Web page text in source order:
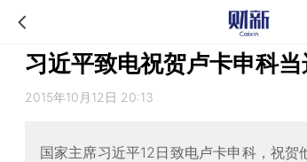
习近平致电祝贺卢卡申科
2015年10月12日 20:13
国家主席习近平12日致电卢卡申科，祝贺